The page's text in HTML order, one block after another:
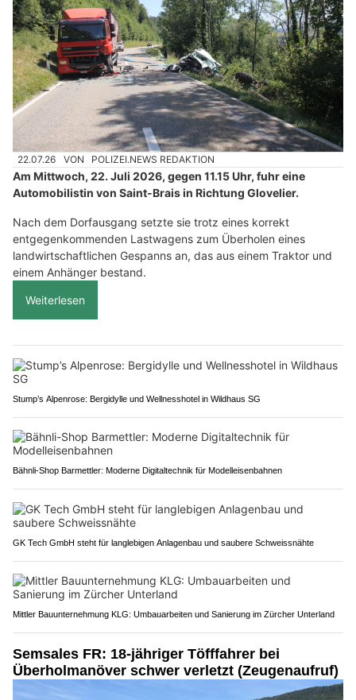
22.07.26 VON POLIZEI.NEWS REDAKTION
Am Mittwoch, 22. Juli 2026, gegen 11.15 Uhr, fuhr eine
Automobilistin von Saint-Brais in Richtung Glovelier.
Nach dem Dorfausgang setzte sie trotz eines korrekt
entgegenkommenden Lastwagens zum Überholen eines
landwirtschaftlichen Gespanns an, das aus einem Traktor und
einem Anhänger bestand.
Weiterlesen
Stump’s Alpenrose: Bergidylle und Wellnesshotel in Wildhaus SG
Bähnli-Shop Barmettler: Moderne Digitaltechnik für Modelleisenbahnen
GK Tech GmbH steht für langlebigen Anlagenbau und saubere Schweissnähte
Mittler Bauunternehmung KLG: Umbauarbeiten und Sanierung im Zürcher Unterland
Semsales FR: 18-jähriger Töfffahrer bei
Überholmanöver schwer verletzt (Zeugenaufruf)